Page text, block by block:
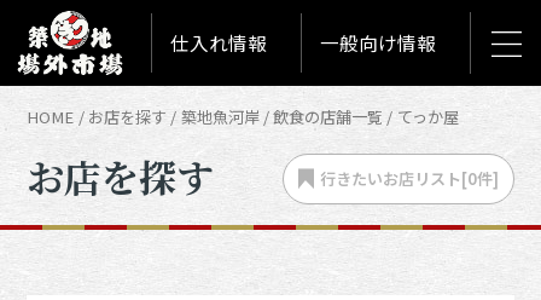
仕入れ情報 一般向け情報
HOME お店を探す 築地魚河岸 飲食の店舗一覧 てっか屋
お店を探す 行きたいお店リスト[0件]